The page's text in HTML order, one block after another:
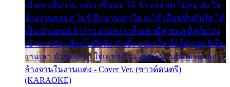
เมื่อเขาชื่นบาน แต่เราขื่นขม โอ้ รัก ลอยลม ไม่สม ดัง ใจ
ล้างจานคอยคู่ ไม่รู้ อีกนานเท่าใด จะได้ เลื่อนขั้นบันได ได้
เป็น ตำแหน่งเจ้าสาว มันเหงา เห็นเขามีคู่ ซมดู มีคู่ก็ม่วน
เข้าพาขวัญ เสียงโห่ตึงตึง มันซึ้ง อยู่แก่ใจ มื้อใด๋หนอ สิเป็น
งานเฮา มัวซอยเขา ใจเฮาซิด้าน มันทรมาน จับจาน เอย…
ล้างจานในงานแต่ง - Cover Ver. (ซาวด์ดนตรี)
(KARAOKE)